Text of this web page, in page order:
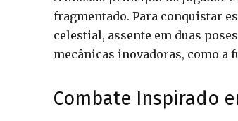
fragmentado. Para conquistar
celestial, assente em duas
mecânicas inovadoras, como a
Combate Inspirado